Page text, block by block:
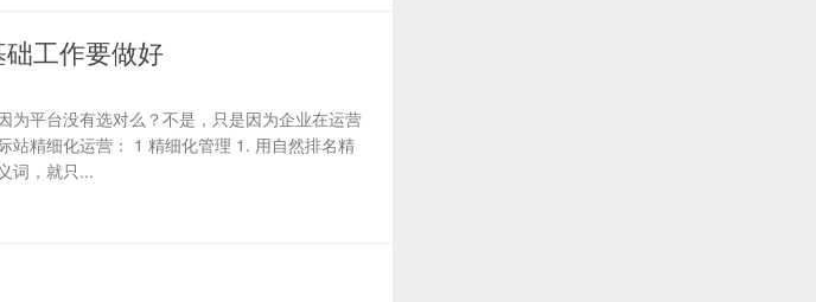
工作要做好
为平台没有选对么？不是，只是因为企业在运营
站精细化运营： 1 精细化管理 1. 用自然排名精
词，就只...